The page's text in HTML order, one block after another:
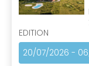
EDITION
20/07/2026 -